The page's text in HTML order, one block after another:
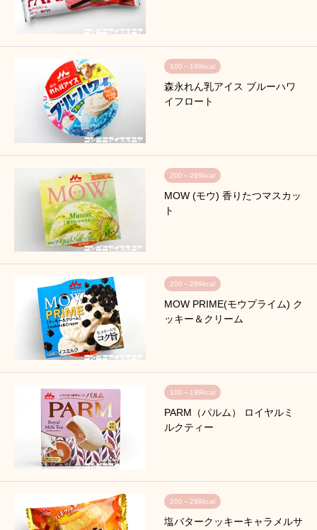
100～199kcal
森永れん乳アイス ブルーハワ
イフロート
200～299kcal
MOW (モウ) 香りたつマスカッ
ト
200～299kcal
MOW PRIME(モウプライム) ク
ッキー＆クリーム
100～199kcal
PARM（パルム） ロイヤルミ
ルクティー
200～299kcal
塩バタークッキーキャラメルサ